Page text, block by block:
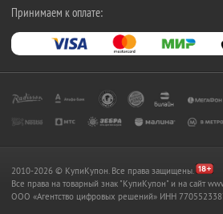
Принимаем к оплате:
2010-2026 © КупиКупон. Все права защищены.
Все права на товарный знак "КупиКупон" и на сайт
OOO «Агентство цифровых решений» ИНН